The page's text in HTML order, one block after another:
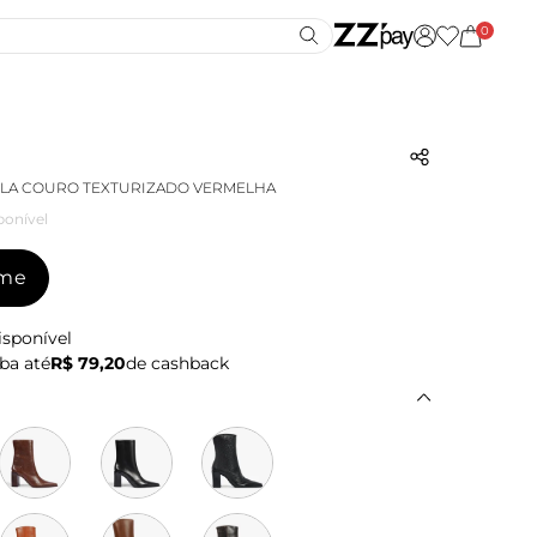
0
COURO TEXTURIZADO VERMELHA
atéR$ 79,20de cashback